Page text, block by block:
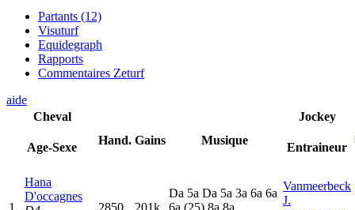
Partants (12)
Visuturf
Equidegraph
Rapports
Commentaires Zeturf
aide
Cheval
Age-Sexe
Hand. Gains Musique
Jockey
Entraineur
1
Hana
D'occagnes
2850 201k
Da 5a Da 5a 3a 6a 6a
6a (25) 8a 8a
Vanmeerbeck
J.